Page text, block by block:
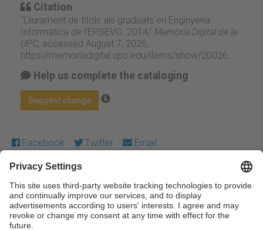
Citation
“Lliurament de títols als graduats en Enginyeria
Informàtica de l'EPSEVG. 2014,” Memòria Digital de la
UPC, accessed August 7, 2026,
https://memoriadigital.upc.edu/items/show/20026
Help us complete the cataloging
Suggest change
Facebook Twitter Email
Except where otherwise noted, content on this work is
licensed under a Creative Commons license:Attribution-
NonCommercial-NoDerivs 3.0 Spain